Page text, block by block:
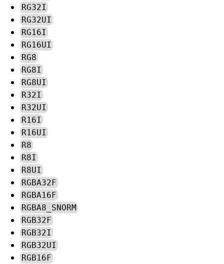
RG32I
RG32UI
RG16I
RG16UI
RG8
RG8I
RG8UI
R32I
R32UI
R16I
R16UI
R8
R8I
R8UI
RGBA32F
RGBA16F
RGBA8_SNORM
RGB32F
RGB32I
RGB32UI
RGB16F